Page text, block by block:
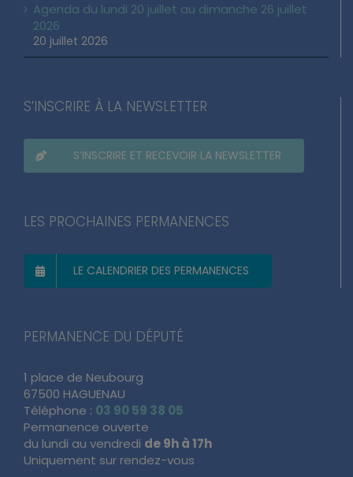
Agenda du lundi 20 juillet au dimanche 26 juillet
2026
20 juillet 2026
S’INSCRIRE À LA NEWSLETTER
S’INSCRIRE ET RECEVOIR LA NEWSLETTER
LES PROCHAINES PERMANENCES
LE CALENDRIER DES PERMANENCES
PERMANENCE DU DÉPUTÉ
1 place de Neubourg
67500 HAGUENAU
Téléphone : 03 90 59 38 05
Permanence ouverte
du lundi au vendredi de 9h à 17h
Uniquement sur rendez-vous